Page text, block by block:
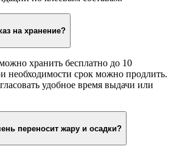
на хранение?
хранить бесплатно до 10
необходимости срок можно продлить.
удобное время выдачи или
переносит жару и осадки?